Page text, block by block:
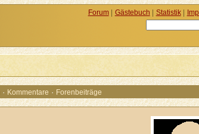
· Kommentare · Forenbeiträge
Forum| Gästebuch | Statistik|